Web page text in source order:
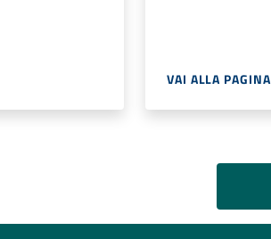
VAI ALLA PAGINA